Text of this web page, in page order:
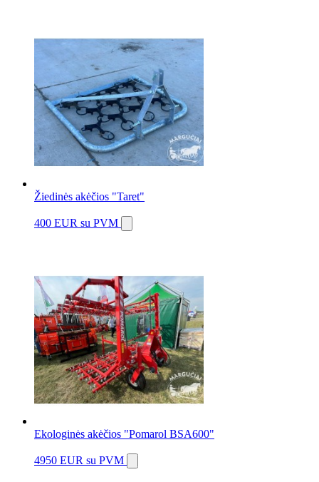
Žiedinės akėčios "Taret"
400 EUR su PVM
Ekologinės akėčios "Pomarol BSA600"
4950 EUR su PVM